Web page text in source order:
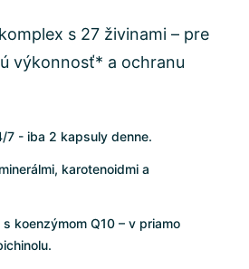
s 27 živinami – pre
výkonnosť* a ochranu
7 - iba 2 kapsuly denne.
karotenoidmi a
koenzýmom Q10 – v priamo